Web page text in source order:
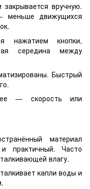
вручную.
движущихся
нажатием кнопки,
середина между
Быстрый
— скорость или
материал
практичный. Часто
влагу.
капли воды и